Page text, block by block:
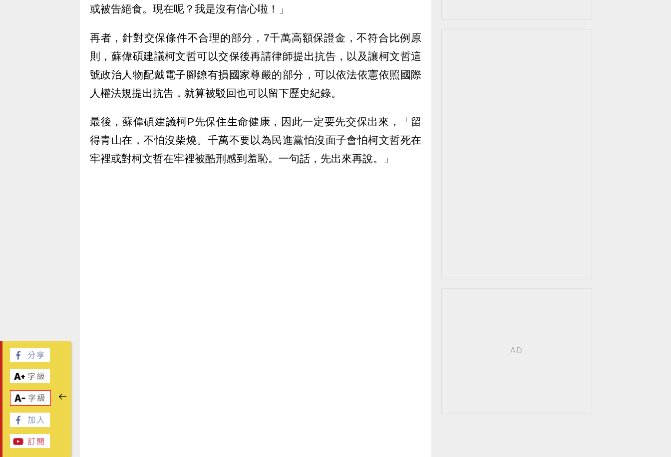
或被告絕食。現在呢？我是沒有信心啦！」
再者，針對交保條件不合理的部分，7千萬高額保證金，不符合比例原
則，蘇偉碩建議柯文哲可以交保後再請律師提出抗告，以及讓柯文哲這
號政治人物配戴電子腳鐐有損國家尊嚴的部分，可以依法依憲依照國際
人權法規提出抗告，就算被駁回也可以留下歷史紀錄。
最後，蘇偉碩建議柯P先保住生命健康，因此一定要先交保出來，「留
得青山在，不怕沒柴燒。千萬不要以為民進黨怕沒面子會怕柯文哲死在
牢裡或對柯文哲在牢裡被酷刑感到羞恥。一句話，先出來再說。」